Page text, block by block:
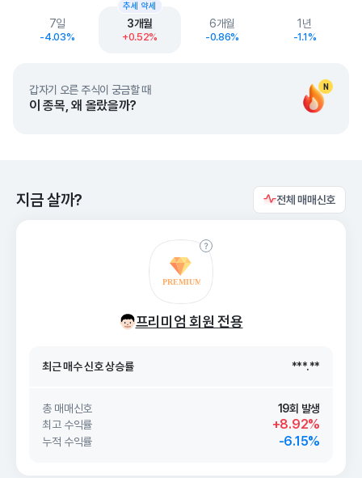
End of interactive chart.
7일
-4.03%
3개월
+0.52%
추세 약세
6개월
-0.86%
1년
-1.1%
N
갑자기 오른 주식이 궁금할 때
이 종목, 왜 올랐을까?
지금 살까? 전체 매매신호
프리미엄 회원 전용
26. 08/07
최근 매수 신호 상승률 ***.**
최근 매수 신호 ***.**
총 매매신호
19회 발생
최고 수익률
+8.92%
누적 수익률 -6.15%